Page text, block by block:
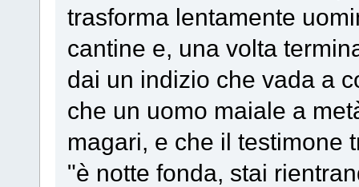
trasforma lentamente
cantine e, una volta
dai un indizio che vada a
che un uomo maiale a
magari, e che il testimone
"è notte fonda, stai